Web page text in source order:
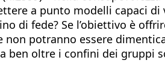
a punto modelli capaci
di fede? Se l’obiettivo è
potranno essere
ben oltre i confini dei gruppi